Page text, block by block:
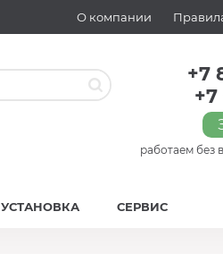
О компании
+7
+7
работаем без
УСТАНОВКА СЕРВИС